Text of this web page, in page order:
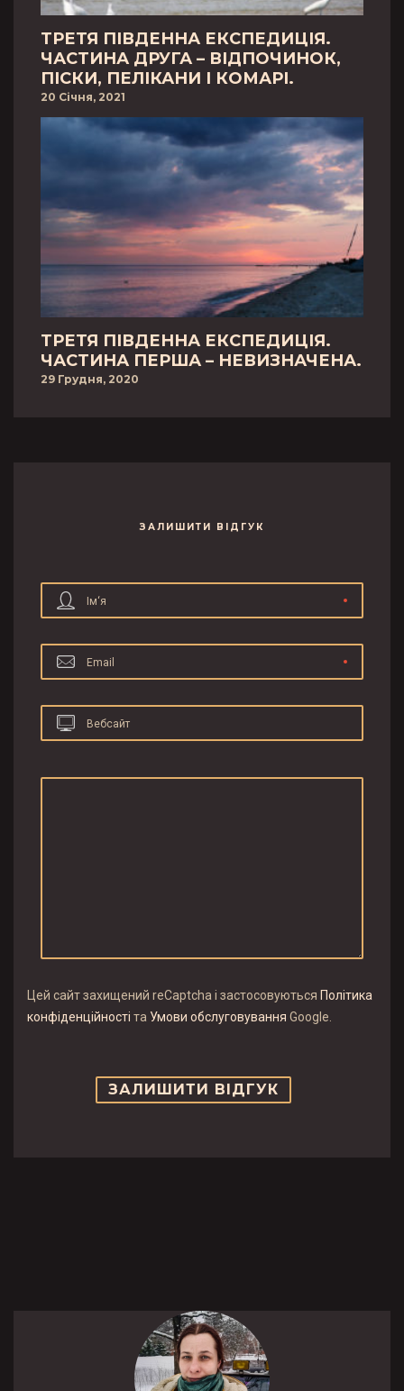
ТРЕТЯ ПІВДЕННА ЕКСПЕДИЦІЯ.
ЧАСТИНА ДРУГА – ВІДПОЧИНОК,
ПІСКИ, ПЕЛІКАНИ І КОМАРІ.
20 Січня, 2021
ТРЕТЯ ПІВДЕННА ЕКСПЕДИЦІЯ.
ЧАСТИНА ПЕРША – НЕВИЗНАЧЕНА.
29 Грудня, 2020
ЗАЛИШИТИ ВІДГУК
Ім‘я
Email
Вебсайт
Цей сайт захищений reCaptcha і застосовуються Політика
конфіденційності та Умови обслуговування Google.